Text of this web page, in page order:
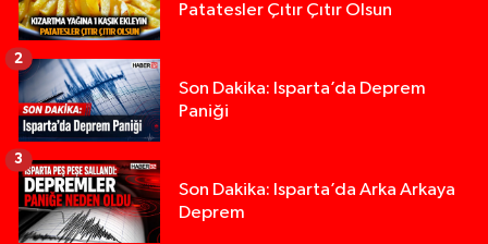
Patatesler Çıtır Çıtır Olsun
Son Dakika: Isparta’da Deprem
Paniği
2
Son Dakika: Isparta’da Arka Arkaya
Deprem
3